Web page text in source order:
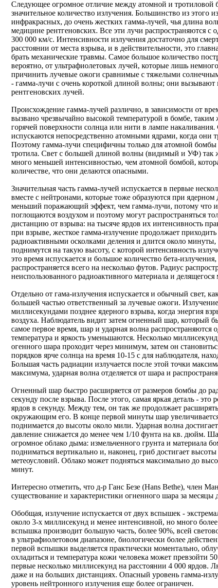
Следующее огромное отличие между атомной и тротиловой
значительное количество излучения. Большинство из этого
инфракрасных, до очень жестких гамма-лучей, чья длина
медицине рентгеновских. Все эти лучи распространяются с
300 000 км/с. Интенсивности излучения достаточно для
расстоянии от места взрыва, и в действительности, это
брать механические травмы. Самое большое количество
вероятно, от ультрафиолетовых лучей, которые лишь
причинить лучевые ожоги сравнимые с тяжелыми
- гамма-лучи с очень короткой длиной волны; они
рентгеновских лучей.
Происхождение гамма-лучей различно, в зависимости от
вызвано чрезвычайно высокой температурой в бомбе, таким
горячей поверхности солнца или нити в лампе
испускаются непосредственно атомными ядрами, когда они
Поэтому гамма-лучи специфичны только для атомной
тротила. Свет с большей длиной волны (видимый и УФ) так
много меньшей интенсивностью, чем атомной бомбой,
количестве, что они делаются опасными.
Значительная часть гамма-лучей испускается в первые
вместе с нейтронами, которые тоже образуются при
меньший поражающий эффект, чем гамма-лучи, потому что
поглощаются воздухом и поэтому могут распространяться
дистанцию от взрыва: на тысяче ярдов их интенсивность
при взрыве, жесткое гамма-излучение продолжает
радиоактивными осколками деления и длится около
поднимутся на такую высоту, с которой интенсивность
это время испускается и большое количество бета-
распространяется всего на несколько футов. Радиус
неиспользованного радиоактивного материала и
Отдельно от гама-излучения испускается и обычный свет,
большей частью ответственный за лучевые ожоги.
миллисекундами позднее ядерного взрыва, когда энергия
воздуха. Наблюдатель видит затем огненный шар, который
самое первое время, шар и ударная волна
температура и яркость уменьшаются. Несколько
огенного шара проходит через минимум, затем он
порядков ярче солнца на время 10-15 с для наблюдателя,
Большая часть радиации излучается после этой точки
максимума, ударная волна отделяется от шара и
Огненный шар быстро расширяется от размеров бомбы до
секунду после взрыва. После этого, самая яркая деталь -
ярдов в секунду. Между тем, он так же продолжает
окружающим его. В конце первой минуты шар увеличивается
поднимается до высоты около мили. Ударная волна
давление снижается до менее чем 1/10 фунта на кв. дюйм.
огромное облако дыма: измельченного грунта и материала
подниматься вертикально и, наконец, гриб достигает
метеоусловий. Облако может подняться максимально до
минут.
Интересно отметить, что д-р Ганс Безе (Hans Bethe), член
существование и характеристики огненного шара за
Обобщая, излучение испускается от двух вспышек -
около 3-х миллисекунд и менее интенсивной, но много
вспышка производит большую часть, более 90%, всей
в ультрафиолетовом диапазоне, биологически более
первой вспышки выделяется практически моментально,
охладиться и температура кожи человека может превзойти
первые несколько миллисекунд на расстоянии 4 000 ярдов.
даже и на больших дистанциях. Опасный уровень гамма-
уровень нейтронного излучения еще более ограничен.